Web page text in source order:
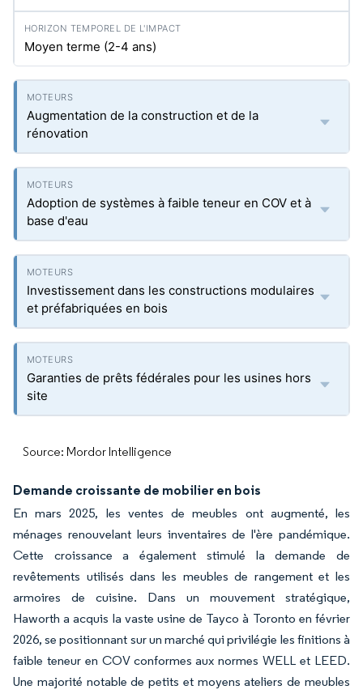
Moyen terme (2-4 ans)
Augmentation de la construction et de la
rénovation
Adoption de systèmes à faible teneur en COV et à
base d'eau
Investissement dans les constructions modulaires
et préfabriquées en bois
Garanties de prêts fédérales pour les usines hors
site
Source: Mordor Intelligence
Demande croissante de mobilier en bois
En mars 2025, les ventes de meubles ont augmenté, les
ménages renouvelant leurs inventaires de l'ère pandémique.
Cette croissance a également stimulé la demande de
revêtements utilisés dans les meubles de rangement et les
armoires de cuisine. Dans un mouvement stratégique,
Haworth a acquis la vaste usine de Tayco à Toronto en février
2026, se positionnant sur un marché qui privilégie les finitions à
faible teneur en COV conformes aux normes WELL et LEED.
Une majorité notable de petits et moyens ateliers de meubles